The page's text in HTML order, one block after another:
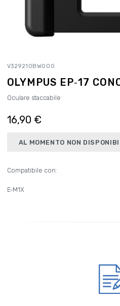
V329210BW000
OLYMPUS EP‑17
Oculare staccabile
16,90 €
AL MOMENTO NON
Compatibile con:
E‑M1X